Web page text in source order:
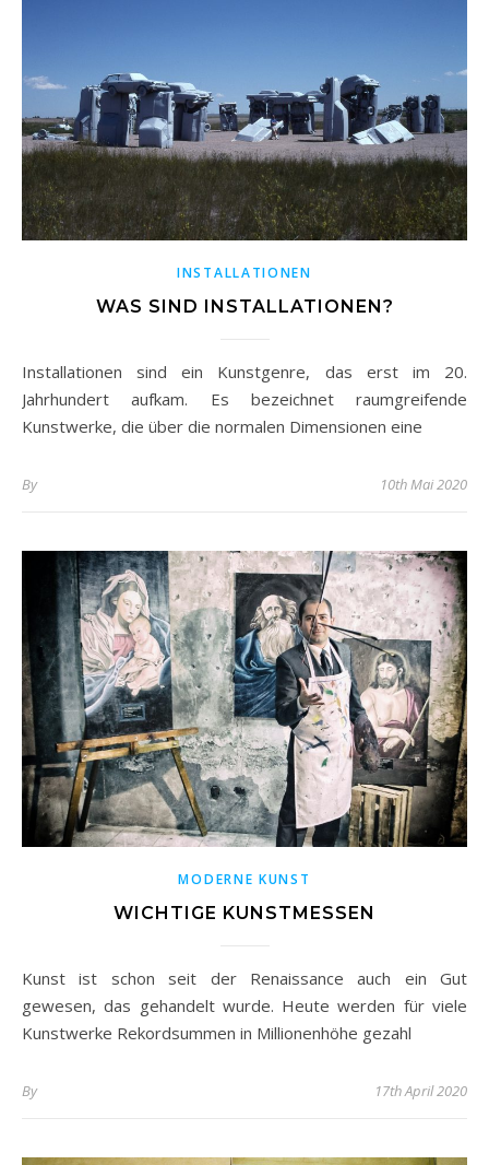
INSTALLATIONEN
WAS SIND INSTALLATIONEN?
Installationen sind ein Kunstgenre, das erst im 20.
Jahrhundert aufkam. Es bezeichnet raumgreifende
Kunstwerke, die über die normalen Dimensionen eine
By 10th Mai 2020
MODERNE KUNST
WICHTIGE KUNSTMESSEN
Kunst ist schon seit der Renaissance auch ein Gut
gewesen, das gehandelt wurde. Heute werden für viele
Kunstwerke Rekordsummen in Millionenhöhe gezahl
By 17th April 2020